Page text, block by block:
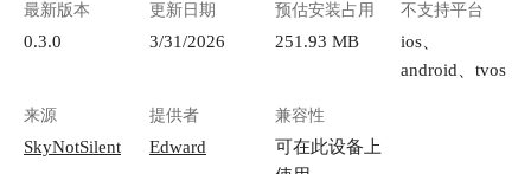
最新版本
0.3.0
更新日期
3/31/2026
预估安装占用
251.93 MB
不支持平台
ios、
android、tvos
来源
SkyNotSilent
提供者
Edward
兼容性
可在此设备上